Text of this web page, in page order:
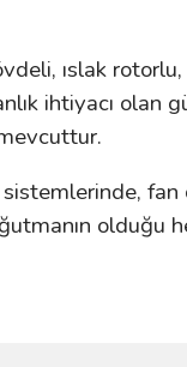
ıslak
ihtiyacı olan
sistemlerinde,
olduğu